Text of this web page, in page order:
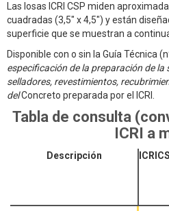
Las losas ICRI CSP miden
cuadradas (3,5" x 4,5") y están
superficie que se muestran a
Disponible con o sin la Guía Técnica
especificación de la preparación de
selladores, revestimientos,
delConcreto preparada por el ICRI.
Tabla de consulta
ICRI a
Descripción